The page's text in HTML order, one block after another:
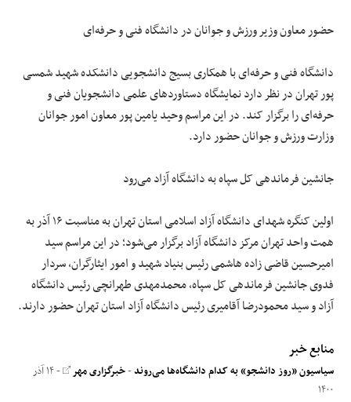
حضور معاون وزیر ورزش و جوانان در دانشگاه فنی و حرفه‌ای
دانشگاه فنی و حرفه‌ای با همکاری بسیج دانشجویی دانشکده شهید شمسی
پور تهران در نظر دارد نمایشگاه دستاوردهای علمی دانشجویان فنی و
حرفه‌ای را برگزار کند. در این مراسم وحید یامین پور معاون امور جوانان
وزارت ورزش و جوانان حضور دارد.
جانشین فرماندهی کل سپاه به دانشگاه آزاد می‌رود
اولین کنگره شهدای دانشگاه آزاد اسلامی استان تهران به مناسبت ۱۶ آذر به
همت واحد تهران مرکز دانشگاه آزاد برگزار می‌شود؛ در این مراسم سید
امیرحسین قاضی زاده هاشمی رئیس بنیاد شهید و امور ایثارگران، سردار
فدوی جانشین فرماندهی کل سپاه، محمدمهدی طهرانچی رئیس دانشگاه
آزاد و سید محمودرضا آقامیری رئیس دانشگاه آزاد استان تهران حضور دارند.
منابع خبر
سیاسیون «روز دانشجو» به کدام دانشگاه‌ها می‌روند-خبرگزاری مهر
- ۱۴ آذر
۱۴۰۰